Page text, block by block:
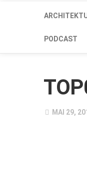
PODCAST
MAI 29,